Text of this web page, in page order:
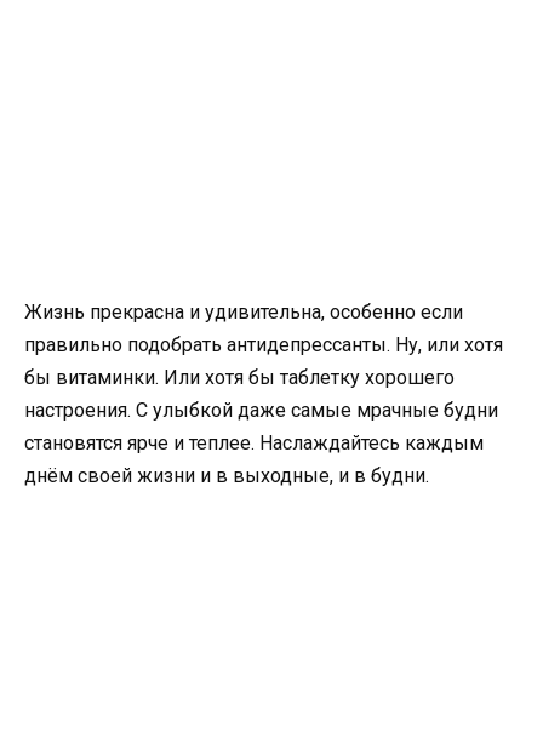
Жизнь прекрасна и удивительна, особенно если
правильно подобрать антидепрессанты. Ну, или хотя
бы витаминки. Или хотя бы таблетку хорошего
настроения. С улыбкой даже самые мрачные будни
становятся ярче и теплее. Наслаждайтесь каждым
днём своей жизни и в выходные, и в будни.